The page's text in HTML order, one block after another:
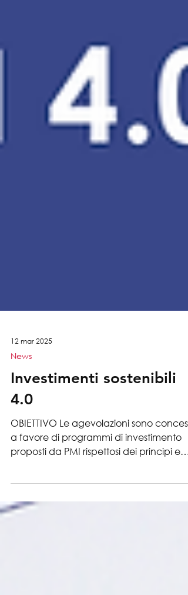
12 mar 2025
News
Investimenti sostenibili
4.0
OBIETTIVO Le agevolazioni sono
a favore di programmi di investimento
della disciplina...